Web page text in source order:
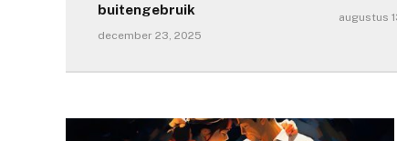
buitengebruik
december 23, 2025
augustus